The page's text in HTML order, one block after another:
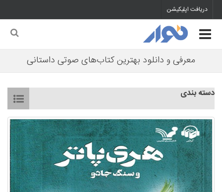
دریافت اپلیکیشن
معرفی و دانلود بهترین کتاب‌های صوتی داستانی
دسته بندی